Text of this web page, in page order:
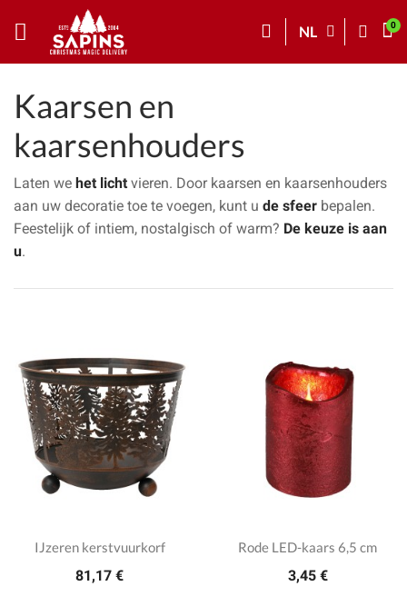
NL
Kaarsen en
kaarsenhouders
Laten we het licht vieren. Door kaarsen en kaarsenhouders
aan uw decoratie toe te voegen, kunt u de sfeer bepalen.
Feestelijk of intiem, nostalgisch of warm? De keuze is aan
u.
IJzeren kerstvuurkorf
81,17 €
Rode LED-kaars 6,5 cm
3,45 €